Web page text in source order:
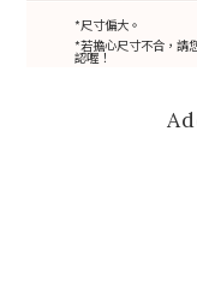
*尺寸偏大。
*若擔心尺寸不合，請
認喔！